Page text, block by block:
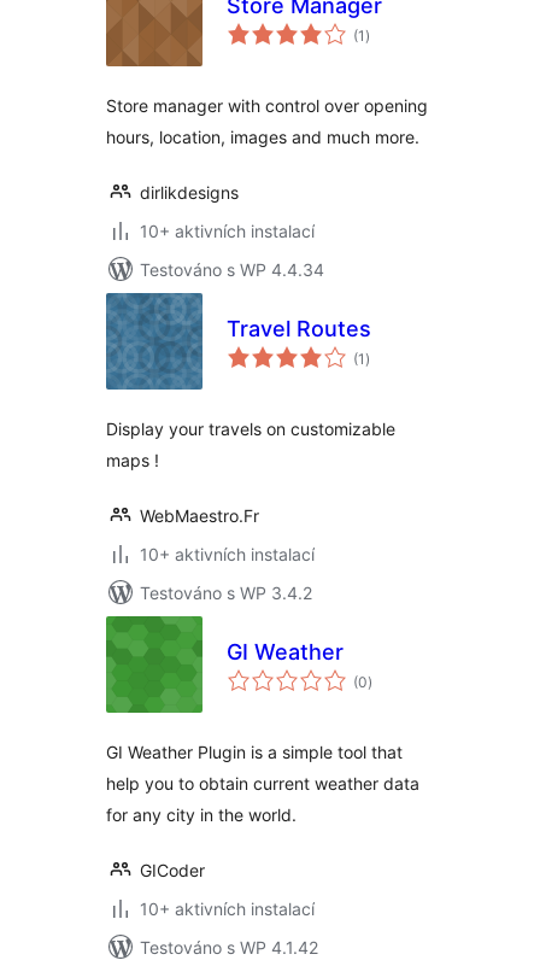
Store Manager
(1 celkové
hodnocení
)
Store manager with control over opening
hours, location, images and much more.
dirlikdesigns
10+ aktivních instalací
Testováno s WP 4.4.34
Travel Routes
(1 celkové
hodnocení
)
Display your travels on customizable
maps !
WebMaestro.Fr
10+ aktivních instalací
Testováno s WP 3.4.2
GI Weather
(0celkové
hodnocení
)
GI Weather Plugin is a simple tool that
help you to obtain current weather data
for any city in the world.
GICoder
10+ aktivních instalací
Testováno s WP 4.1.42